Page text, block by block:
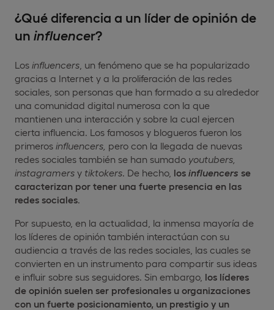
¿Qué diferencia a un líder de opinión de
un influencer?
Los influencers , un fenómeno que se ha popularizado
gracias a Internet y a la proliferación de las redes
sociales, son personas que han formado a su alrededor
una comunidad digital numerosa con la que
mantienen una interacción y sobre la cual ejercen
cierta influencia. Los famosos y blogueros fueron los
primeros influencers, pero con la llegada de nuevas
redes sociales también se han sumado youtubers,
instagramers y tiktokers . De hecho, los influencers se
caracterizan por tener una fuerte presencia en las
redes sociales
Por supuesto, en la actualidad, la inmensa mayoría de
los líderes de opinión también interactúan con su
audiencia a través de las redes sociales, las cuales se
convierten en un instrumento para compartir sus ideas
e influir sobre sus seguidores. Sin embargo, los líderes
de opinión suelen ser profesionales u organizaciones
con un fuerte posicionamiento, un prestigio y un